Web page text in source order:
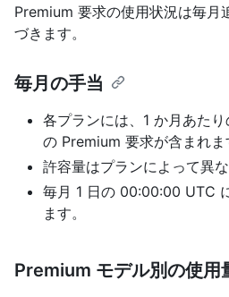
Premium 要求の使用状況は毎月
づきます。
毎月の手当
各プランには、1 か月あた
の Premium 要求が含まれま
許容量はプランによって異な
毎月 1 日の 00:00:00 UTC
ます。
Premium モデル別の使用